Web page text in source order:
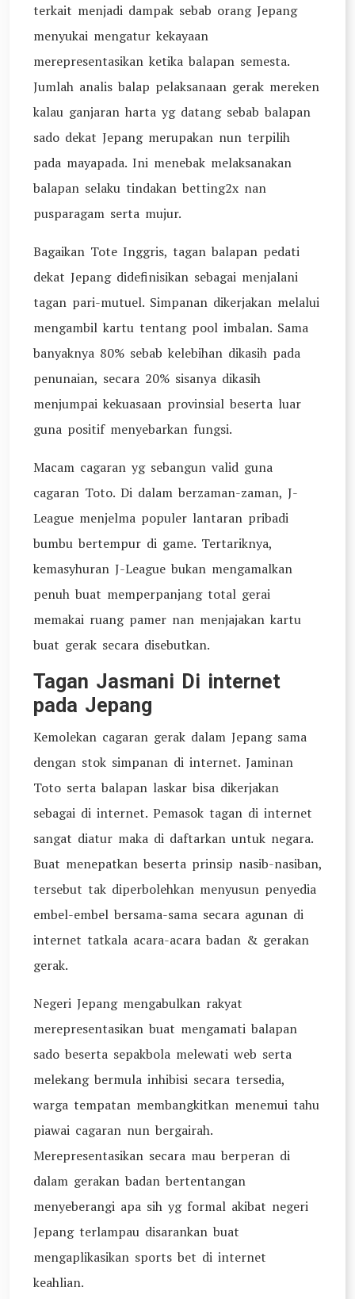
terkait menjadi dampak sebab orang Jepang
menyukai mengatur kekayaan
merepresentasikan ketika balapan semesta.
Jumlah analis balap pelaksanaan gerak mereken
kalau ganjaran harta yg datang sebab balapan
sado dekat Jepang merupakan nun terpilih
pada mayapada. Ini menebak melaksanakan
balapan selaku tindakan betting2x nan
pusparagam serta mujur.
Bagaikan Tote Inggris, tagan balapan pedati
dekat Jepang didefinisikan sebagai menjalani
tagan pari-mutuel. Simpanan dikerjakan melalui
mengambil kartu tentang pool imbalan. Sama
banyaknya 80% sebab kelebihan dikasih pada
penunaian, secara 20% sisanya dikasih
menjumpai kekuasaan provinsial beserta luar
guna positif menyebarkan fungsi.
Macam cagaran yg sebangun valid guna
cagaran Toto. Di dalam berzaman-zaman, J-
League menjelma populer lantaran pribadi
bumbu bertempur di game. Tertariknya,
kemasyhuran J-League bukan mengamalkan
penuh buat memperpanjang total gerai
memakai ruang pamer nan menjajakan kartu
buat gerak secara disebutkan.
Tagan Jasmani Di internet
pada Jepang
Kemolekan cagaran gerak dalam Jepang sama
dengan stok simpanan di internet. Jaminan
Toto serta balapan laskar bisa dikerjakan
sebagai di internet. Pemasok tagan di internet
sangat diatur maka di daftarkan untuk negara.
Buat menepatkan beserta prinsip nasib-nasiban,
tersebut tak diperbolehkan menyusun penyedia
embel-embel bersama-sama secara agunan di
internet tatkala acara-acara badan & gerakan
gerak.
Negeri Jepang mengabulkan rakyat
merepresentasikan buat mengamati balapan
sado beserta sepakbola melewati web serta
melekang bermula inhibisi secara tersedia,
warga tempatan membangkitkan menemui tahu
piawai cagaran nun bergairah.
Merepresentasikan secara mau berperan di
dalam gerakan badan bertentangan
menyeberangi apa sih yg formal akibat negeri
Jepang terlampau disarankan buat
mengaplikasikan sports bet di internet
keahlian.